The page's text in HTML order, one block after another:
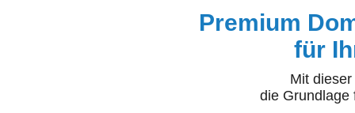
Premium
für
Mit
die